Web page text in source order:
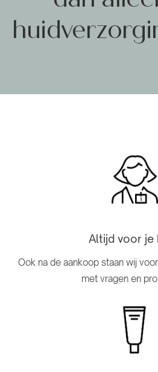
Altijd voor je
Ook na de aankoop staan ​​wij
met vragen en